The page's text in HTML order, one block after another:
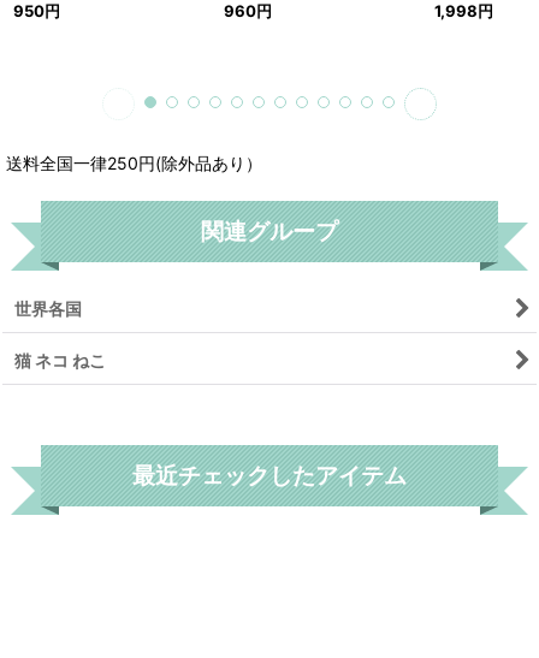
950円 960円 1,998円
送料全国一律250円(除外品あり）
関連グループ
世界各国
猫 ネコ ねこ
最近チェックしたアイテム